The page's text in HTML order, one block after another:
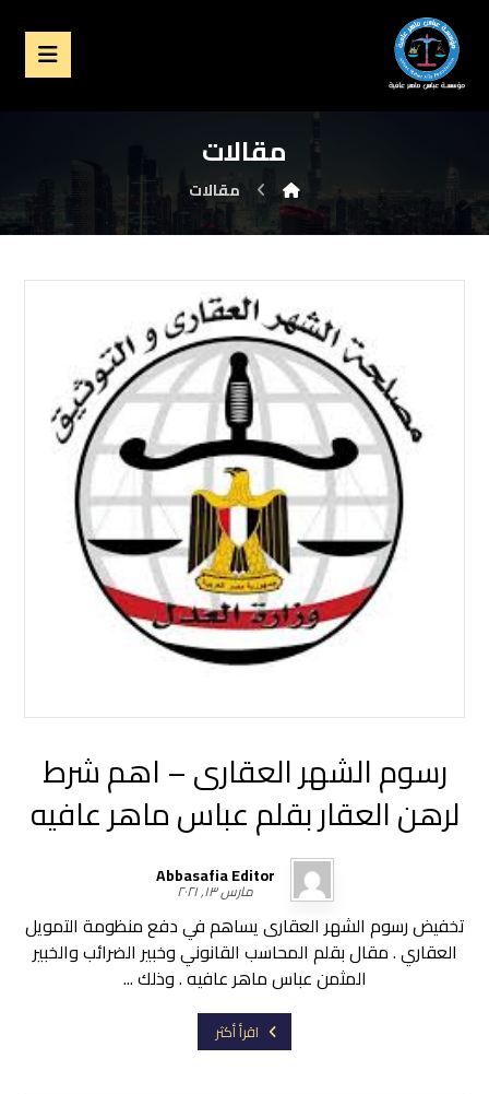
مقالات
مقالات
رسوم الشهر العقارى – اهم شرط
لرهن العقار بقلم عباس ماهر عافيه
Abbasafia Editor
مارس ١٣, ٢٠٢١
تخفيض رسوم الشهر العقارى يساهم في دفع منظومة التمويل
العقاري . مقال بقلم المحاسب القانوني وخبير الضرائب والخبير
المثمن عباس ماهر عافيه . وذلك ...
اقرأ أكثر